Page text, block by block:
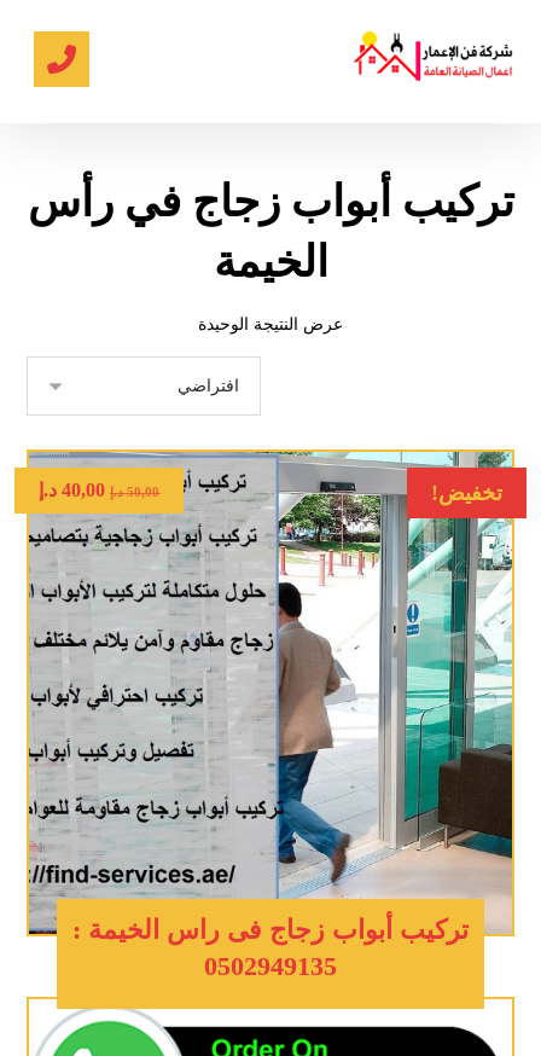
تركيب أبواب زجاج في رأس
الخيمة
عرض النتيجة الوحيدة
تخفيض!
تركيب أبواب زجاج فى راس الخيمة :
0502949135
50,00 د.إ 40,00 د.إ